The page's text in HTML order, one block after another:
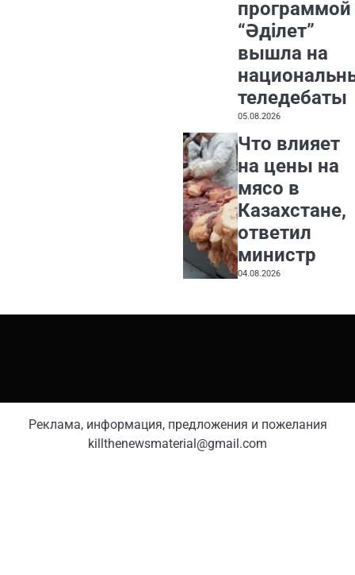
программой
“Әділет”
вышла на
теледебаты
05.08.2026
Что влияет
на цены на
мясо в
Казахстане,
ответил
министр
04.08.2026
Реклама, информация, предложения и пожелания
killthenewsmaterial@gmail.com